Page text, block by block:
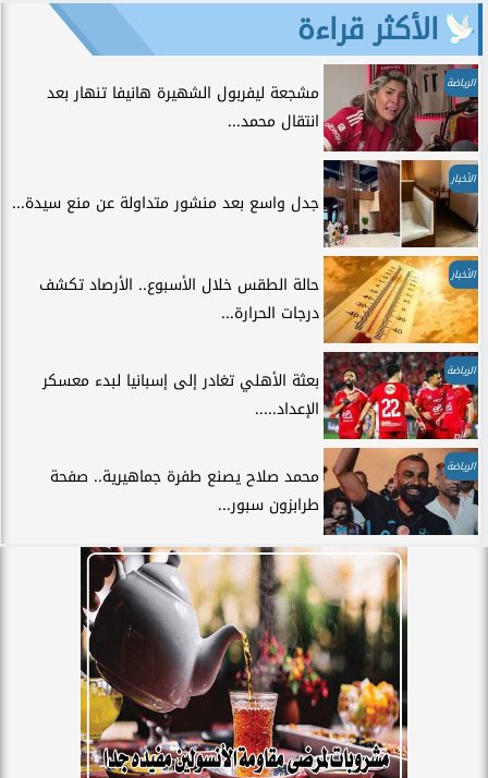
الأكثر قراءة
الرياضة
مشجعة ليفربول الشهيرة هانيفا تنهار بعد
انتقال محمد...
الأخبار
جدل واسع بعد منشور متداولة عن منع سيدة...
الأخبار
حالة الطقس خلال الأسبوع.. الأرصاد تكشف
درجات الحرارة...
الرياضة
بعثة الأهلي تغادر إلى إسبانيا لبدء معسكر
الإعداد.....
الرياضة
محمد صلاح يصنع طفرة جماهيرية.. صفحة
طرابزون سبور...